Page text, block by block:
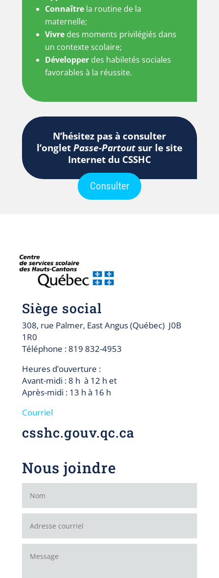
Connaîtrela routine de la
maternelle;
Vivre des moments privilégiés dans
un contexte scolaire;
Développer des habiletés sociales
favorables à la réussite.
N’hésitez pas à consulter
l’ongletPasse-Partoutsur le site
Internet du CSSHC
Consulter
Siège social
308, rue Palmer, East Angus (Québec) J0B
1R0
Téléphone : 819 832-4953
Heures d’ouverture :
Avant-midi : 8 h à 12 h et
Après-midi : 13 h à 16 h
Courriel
csshc.gouv.qc.ca
Nous joindre